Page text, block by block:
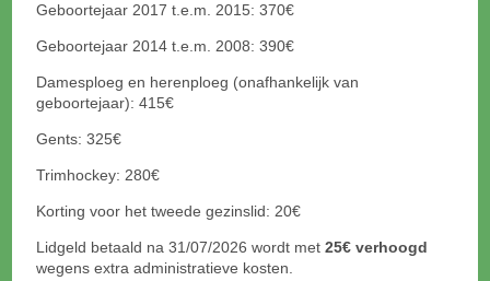
Geboortejaar 2017 t.e.m. 2015: 370€
Geboortejaar 2014 t.e.m. 2008: 390€
Damesploeg en herenploeg (onafhankelijk van
geboortejaar): 415€
Gents: 325€
Trimhockey: 280€
Korting voor het tweede gezinslid: 20€
Lidgeld betaald na 31/07/2026 wordt met25€ verhoogd
wegens extra administratieve kosten.